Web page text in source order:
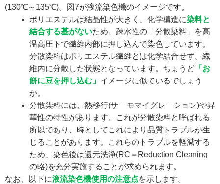
(130℃～135℃)。図7が液流染色機のイメージです。
ポリエステルは結晶性が大きく、化学構造に染料と
結合する基がないため、疎水性の「分散染料」を高
温高圧下で繊維内部に押し込んで染色しています。
分散染料はポリエステル繊維とは化学結合せず、繊
維内に分散した状態となっています。ちょうど 「お
餅に豆を押し込む」 イメージに似ているでしょう
か。
分散染料には、熱移行(サーモマイグレーション)や昇
華性の特性があります。これが分散染料と呼ばれる
所以であり、時としてこれにより品質トラブルが生
じることがあります。これらのトラブルを軽減する
ため、染色後は還元洗浄(RC＝Reduction Cleaning
の略)を充分実施することが求められます。
なお、以下に液流染色機使用の注意点を示します。